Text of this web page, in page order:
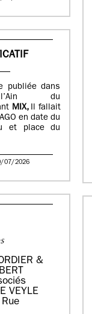
publiée dans
du
MIX, Il fallait
en date du
et place du
07/2026
&
VEYLE